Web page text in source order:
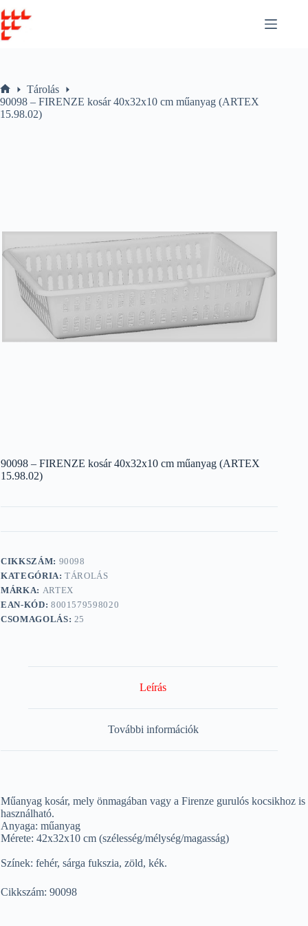
to
content
Home
Tárolás
90098 – FIRENZE kosár 40x32x10 cm műanyag (ARTEX
15.98.02)
90098 – FIRENZE kosár 40x32x10 cm műanyag (ARTEX
15.98.02)
CIKKSZÁM: 90098
KATEGÓRIA:TÁROLÁS
MÁRKA: ARTEX
EAN-KÓD: 8001579598020
CSOMAGOLÁS: 25
Leírás
További információk
Műanyag kosár, mely önmagában vagy a Firenze gurulós kocsikhoz is
használható.
Anyaga: műanyag
Mérete: 42x32x10 cm (szélesség/mélység/magasság)
Színek: fehér, sárga fukszia, zöld, kék.
Cikkszám: 90098